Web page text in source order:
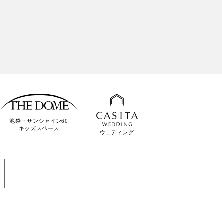
池袋・サンシャイン60
キッズスペース
ウェディング